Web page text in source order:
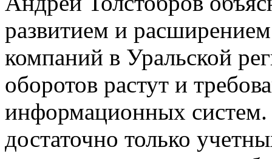
развитием и
компаний в Уральской
оборотов растут и
информационных
достаточно только